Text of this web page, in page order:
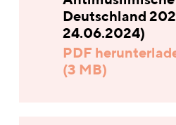
Deutschland
24.06.2024)
PDF
(3 MB)